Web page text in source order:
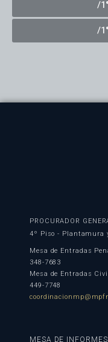
/
/
PROCURADOR
4º Piso - Plantamura
Mesa de Entradas
348-7683
Mesa de Entradas
449-7748
MESA DE